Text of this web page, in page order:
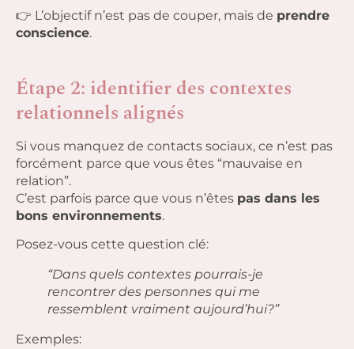
👉 L’objectif n’est pas de couper, mais de prendre
conscience.
Étape 2: identifier des contextes
relationnels alignés
Si vous manquez de contacts sociaux, ce n’est pas
forcément parce que vous êtes “mauvaise en
relation”.
C’est parfois parce que vous n’êtes pas dans les
bons environnements.
Posez-vous cette question clé:
“Dans quels contextes pourrais-je
rencontrer des personnes qui me
ressemblent vraiment aujourd’hui?”
Exemples: